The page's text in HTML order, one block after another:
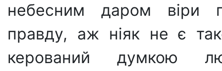
небесним даром віри
правду, аж ніяк не є
керований думкою